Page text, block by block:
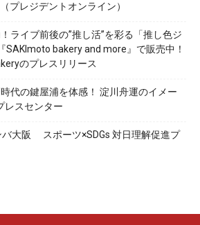
プレジデントオンライン）
ライブ前後の”推し活”を彩る「推し色ジ
SAKImoto bakery and more』で販売中！
のプレスリリース
代の鍵屋浦を体感！ 淀川舟運のイメー
レスセンター
バ大阪 スポーツ×SDGs 対日理解促進プ